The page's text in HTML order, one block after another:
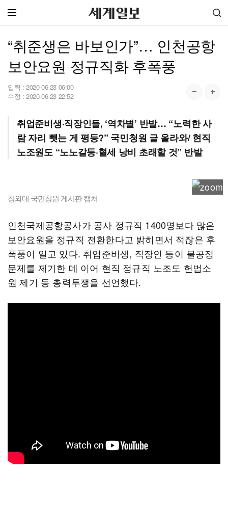
“취준생은 바보인가”… 인천공항
보안요원 정규직화 후폭풍
입력 : 2020-06-23 06:00
수정 : 2020-06-23 22:52
취업준비생·직장인들, ‘역차별’ 반발… “노력한 사
람 자리 뺏는 게 평등?” 국민청원 글 올라와/ 현직
노조원도 “노노갈등·혈세 낭비 초래할 것” 반발
청와대 국민청원 게시판 캡처
인천국제공항공사가 공사 정규직 1400명보다 많은
보안요원을 정규직 전환한다고 밝히면서 적잖은 후
폭풍이 일고 있다. 취업준비생, 직장인 등이 불공정
문제를 제기한 데 이어 현직 정규직 노조도 헌법소
원 제기 등 총력투쟁을 선언했다.